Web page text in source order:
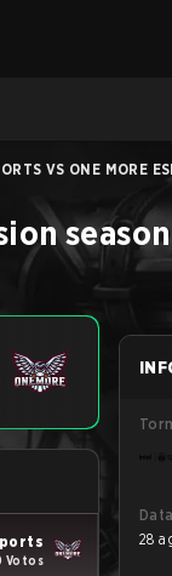
VS ONE MORE
Votos
Data
28